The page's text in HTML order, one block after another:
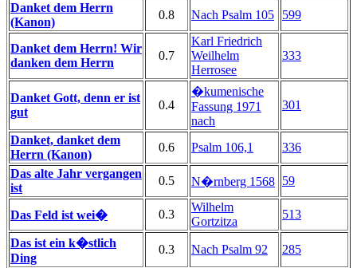
Danket dem Herrn
(Kanon)
0.8 Nach Psalm 105 599
Danket dem Herrn! Wir
danken dem Herrn
0.7
Karl Friedrich
Weilhelm
Herrosee
333
Danket Gott, denn er ist
gut
0.4
�kumenische
Fassung 1971
nach
301
Danket, danket dem
Herrn (Kanon)
0.6 Psalm 106,1
336
Das alte Jahr vergangen
ist
0.5 N�rnberg 1568 59
Das Feld ist wei� 0.3
Wilhelm
Gortzitza
513
Das ist ein k�stlich
Ding
0.3 Nach Psalm 92 285